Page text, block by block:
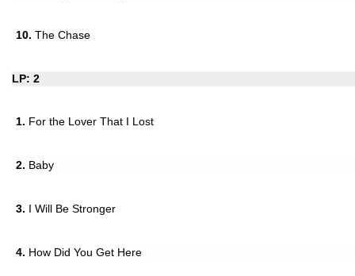
10. The Chase
LP: 2
1. For the Lover That I Lost
2. Baby
3. I Will Be Stronger
4. How Did You Get Here